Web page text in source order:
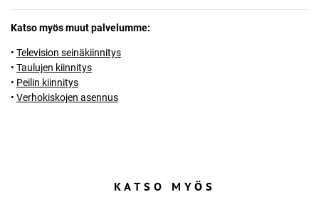
Katso myös muut palvelumme:
• Television seinäkiinnitys
• Taulujen kiinnitys
• Peilin kiinnitys
• Verhokiskojen asennus
KATSO MYÖS